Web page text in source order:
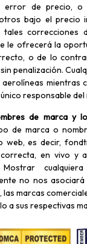
error de precio, o
bajo el precio
tales correcciones
le ofrecerá la
o de lo
penalización.
mientras
responsable del
de marca y
de marca o
web, es decir,
en vivo y
no nos
marcas
a sus respectivas